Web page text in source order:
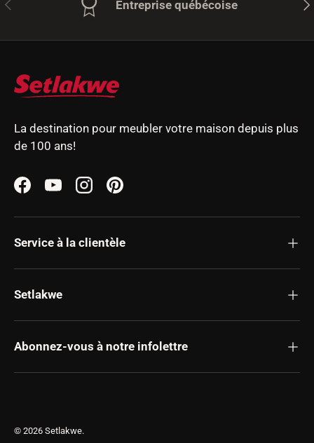
Entreprise québécoise
La destination pour meubler votre maison depuis plus
de 100 ans!
FacebookYouTubeInstagramPinterest
Service à la clientèle
Setlakwe
Abonnez-vous à notre infolettre
© 2026 Setlakwe.